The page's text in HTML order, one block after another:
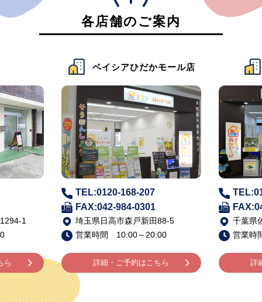
各店舗のご案内
1
ら
ベイシアひだかモール店
TEL:0120-168-207
FAX:042-984-0301
埼玉県日高市森戸新田88-5
営業時間 10:00～20:00
詳細・ご予約はこちら
千葉県
営業時
詳